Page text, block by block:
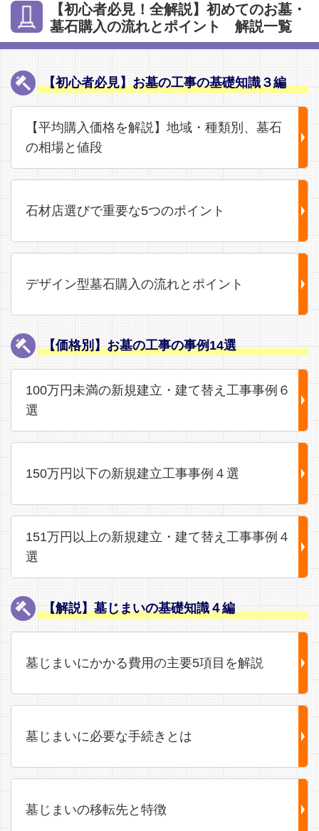
【初心者必見！全解説】初めてのお墓・
墓石購入の流れとポイント 解説一覧
【初心者必見】お墓の工事の基礎知識３編
【平均購入価格を解説】地域・種類別、墓石
の相場と値段
石材店選びで重要な5つのポイント
デザイン型墓石購入の流れとポイント
【価格別】お墓の工事の事例14選
100万円未満の新規建立・建て替え工事事例６
選
150万円以下の新規建立工事事例４選
151万円以上の新規建立・建て替え工事事例４
選
【解説】墓じまいの基礎知識４編
墓じまいにかかる費用の主要5項目を解説
墓じまいに必要な手続きとは
墓じまいの移転先と特徴